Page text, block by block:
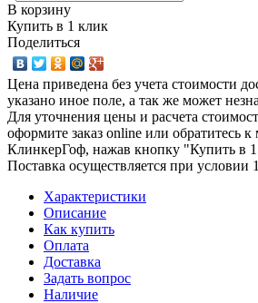
В корзину
Купить в 1 клик
Поделиться
Цена приведена без учета стоимости
указано иное поле, а так же может
Для уточнения цены и расчета
оформите заказ online или обратитесь
КлинкерГоф, нажав кнопку "Купить в
Поставка осуществляется при условии
Характеристики
Описание
Как купить
Оплата
Доставка
Задать вопрос
Наличие